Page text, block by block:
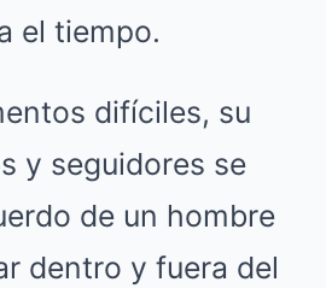
el tiempo.
difíciles, su
y seguidores se
de un hombre
dentro y fuera del